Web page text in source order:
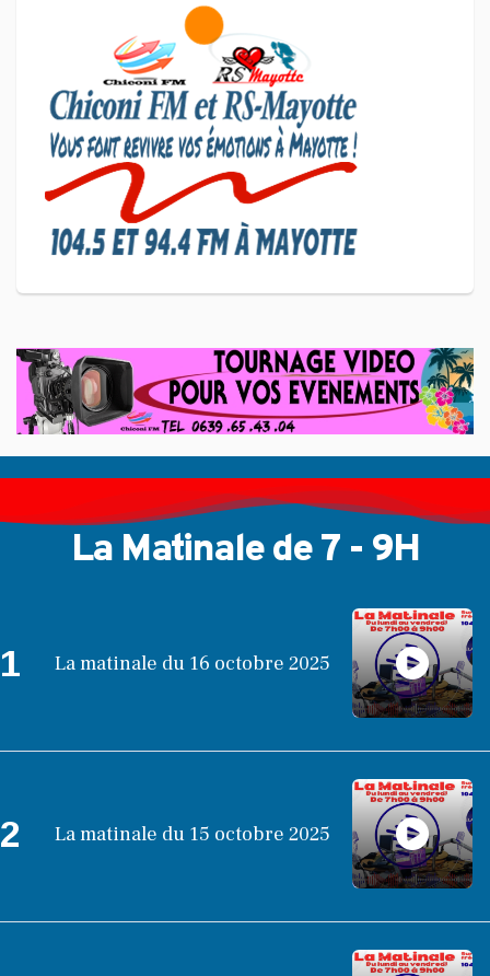
SCAN ÉCONOMIQUE
Le président de l'association
Coup de Pouce a partagé sa
vision d'un entrepreneuriat
CULTURE ET SOCIÉTÉ
L'association Marovoanio et
Reska NI Kalamu pour la
Langue KIBOSI
La Matinale de 7 - 9H
1 La matinale du 16 octobre 2025
2 La matinale du 15 octobre 2025